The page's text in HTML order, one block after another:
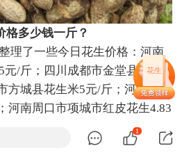
花生
格多少钱一斤？
理了一些今日花生价格：河南
元/斤；四川成都市金堂县白玉
方城县花生米5元/斤；河南信阳
河南周口市项城市红皮花生4.83
鲁花4.83元/斤；四川成都市金
湖北襄阳市谷城县带壳花生4.8
1